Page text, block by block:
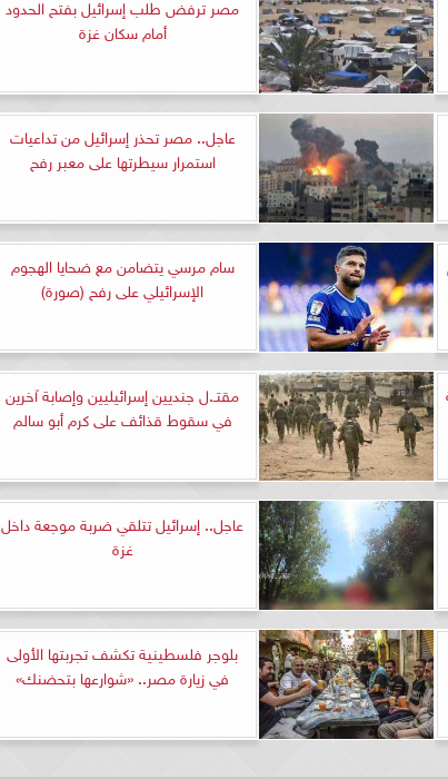
مصر ترفض طلب إسرائيل بفتح الحدود
أمام سكان غزة
عاجل.. مصر تحذر إسرائيل من تداعيات
استمرار سيطرتها على معبر رفح
سام مرسي يتضامن مع ضحايا الهجوم
الإسرائيلي على رفح (صورة)
مقتـ.ل جنديين إسرائيليين وإصابة آخرين
في سقوط قذائف على كرم أبو سالم
عاجل.. إسرائيل تتلقي ضربة موجعة داخل
غزة
بلوجر فلسطينية تكشف تجربتها الأولى
في زيارة مصر.. «شوارعها بتحضنك»